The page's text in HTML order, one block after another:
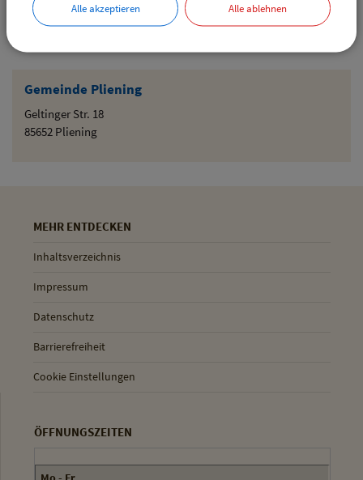
Gemeinde Pliening
Geltinger Str. 18
85652 Pliening
Drucken
MEHR ENTDECKEN
Inhaltsverzeichnis
Impressum
Datenschutz
Barrierefreiheit
Cookie Einstellungen
ÖFFNUNGSZEITEN
Alle akzeptieren Alle ablehnen